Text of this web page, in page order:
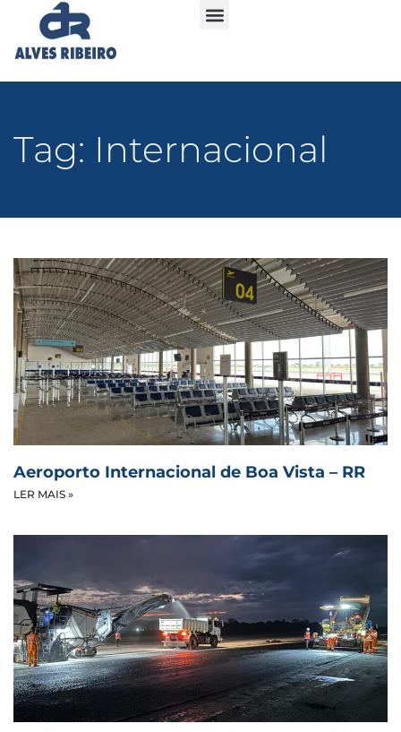
Tag: Internacional
Aeroporto Internacional de Boa Vista – RR
LER MAIS »